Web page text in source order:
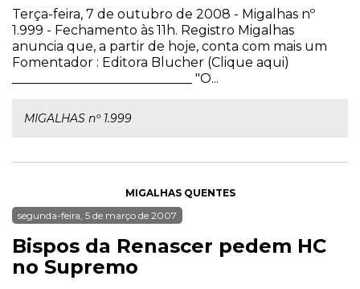
Terça-feira, 7 de outubro de 2008 - Migalhas nº
1.999 - Fechamento às 11h. Registro Migalhas
anuncia que, a partir de hoje, conta com mais um
Fomentador : Editora Blucher (Clique aqui)
____________________________ "O...
MIGALHAS nº 1.999
MIGALHAS QUENTES
segunda-feira, 5 de março de 2007
Bispos da Renascer pedem HC
no Supremo